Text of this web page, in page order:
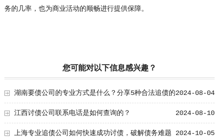
务的几率，也为商业活动的顺畅进行提供保障。
您可能对以下信息感兴趣？
2024-08-04
湖南要债公司的专业方式是什么？分享5种合法追债的
技巧！ 2024-08-10
江西讨债公司联系电话是如何查询的？
2024-10-05
上海专业追债公司如何快速成功讨债，破解债务难题